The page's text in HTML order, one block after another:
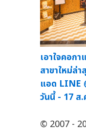
เอาใจคอก
สาขาใหม่ล่
แอด LINE
วันนี้ - 17 ส
© 2007 -